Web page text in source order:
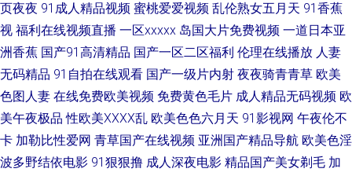
图成人套图 91蜜臀中文字幕 成人免费毛片网站 后入巨乳白虎91 欧美人与兽
A片 熟女福利导航 亚洲色图 91视频福利 超碰在线 精品一二一日韩 蜜桃性爱
丝袜美尻人妻偷拍 亚洲妞妞综合网 91片子 超碰欧美色中色 国产重口ts在线
久久四虎一二三 人人操操人人 婷婷网天堂网 91操13 操欧美老女人 国产做受
页夜夜 91成人精品视频 蜜桃爱爱视频 乱伦熟女五月天 91香蕉
视 福利在线视频直播 一区xxxxx 岛国大片免费视频 一道日本亚
洲香蕉 国产91高清精品 国产一区二区福利 伦理在线播放 人妻
无码精品 91自拍在线观看 国产一级片内射 夜夜骑青青草 欧美
色图人妻 在线免费欧美视频 免费黄色毛片 成人精品无码视频 欧
美午夜极品 性欧美ⅩⅩⅩⅩ乱 欧美色色六月天 91影视网 午夜伦不
卡 加勒比性爱网 青草国产在线视频 亚洲国产精品导航 欧美色淫
波多野结依电影 91狠狠撸 成人深夜电影 精品国产美女剃毛 加